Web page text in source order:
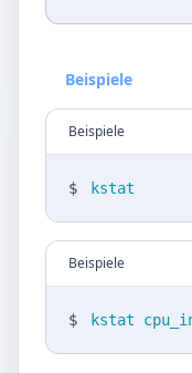
Light
Beispiele
Beispiele
$ kstat
Beispiele
$ kstat